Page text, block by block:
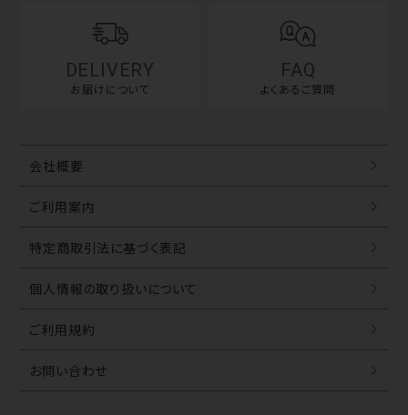
DELIVERY
お届けについて
FAQ
よくあるご質問
会社概要
ご利用案内
特定商取引法に基づく表記
個人情報の取り扱いについて
ご利用規約
お問い合わせ